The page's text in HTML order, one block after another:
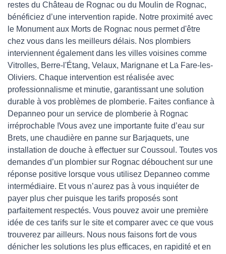
restes du Château de Rognac ou du Moulin de Rognac,
bénéficiez d’une intervention rapide. Notre proximité avec
le Monument aux Morts de Rognac nous permet d'être
chez vous dans les meilleurs délais. Nos plombiers
interviennent également dans les villes voisines comme
Vitrolles, Berre-l'Étang, Velaux, Marignane et La Fare-les-
Oliviers. Chaque intervention est réalisée avec
professionnalisme et minutie, garantissant une solution
durable à vos problèmes de plomberie. Faites confiance à
Depanneo pour un service de plomberie à Rognac
irréprochable !Vous avez une importante fuite d’eau sur
Brets, une chaudière en panne sur Barjaquets, une
installation de douche à effectuer sur Coussoul. Toutes vos
demandes d’un plombier sur Rognac débouchent sur une
réponse positive lorsque vous utilisez Depanneo comme
intermédiaire. Et vous n’aurez pas à vous inquiéter de
payer plus cher puisque les tarifs proposés sont
parfaitement respectés. Vous pouvez avoir une première
idée de ces tarifs sur le site et comparer avec ce que vous
trouverez par ailleurs. Nous nous faisons fort de vous
dénicher les solutions les plus efficaces, en rapidité et en